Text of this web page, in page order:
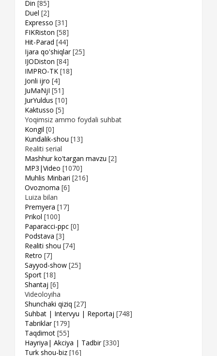
Din [85]
Duel [2]
Expresso [31]
FIKRiston [58]
Hit-Parad [44]
Ijara qo'shiqlar [25]
IJODiston [84]
IMPRO-TK [18]
Jonli ijro [4]
JuMaNjI [51]
JurYuldus [10]
Kaktusso [5]
Yoqimsiz ammo foydali suhbat
Kongil [0]
Kundalik-shou [13]
Realiti serial
Mashhur ko'targan mavzu [2]
MP3|Video [1070]
Muhlis Minbari [216]
Ovoznoma [6]
Luiza bilan
Premyera [17]
Prikol [100]
Paparacci-ppc [0]
Podstava [3]
Realiti shou [74]
Retro [7]
Sayyod-show [25]
Sport [18]
Shantaj [6]
Videoloyiha
Shunchaki qiziq [27]
Suhbat | Intervyu | Reportaj [748]
Tabriklar [179]
Taqdimot [55]
Hayriya| Akciya | Tadbir [330]
Turk shou-biz [16]